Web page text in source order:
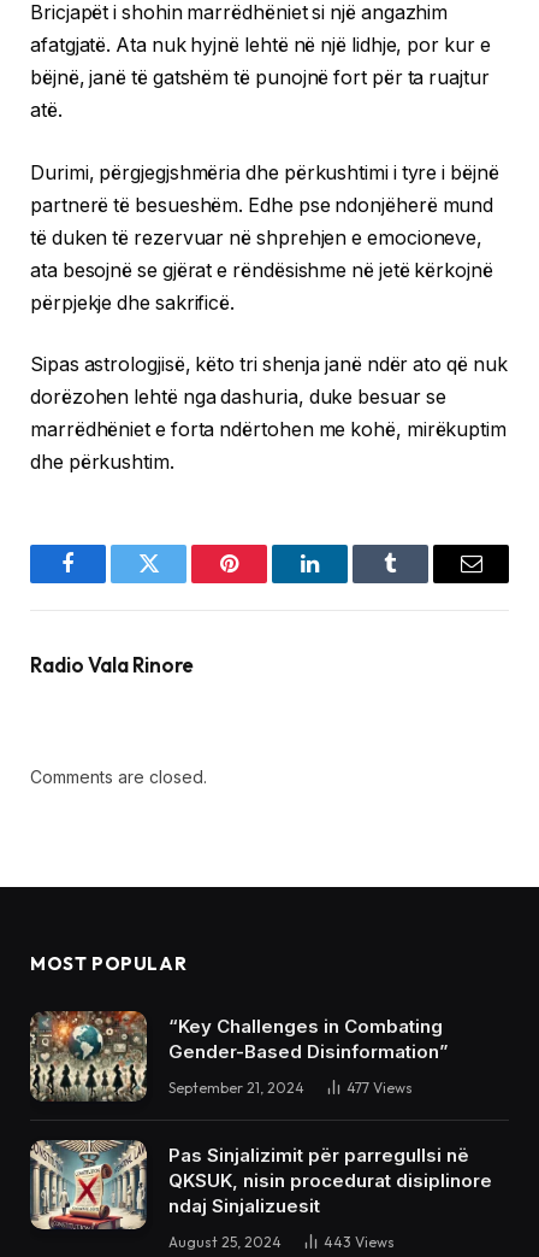
Bricjapët i shohin marrëdhëniet si një angazhim
afatgjatë. Ata nuk hyjnë lehtë në një lidhje, por kur e
bëjnë, janë të gatshëm të punojnë fort për ta ruajtur
atë.
Durimi, përgjegjshmëria dhe përkushtimi i tyre i bëjnë
partnerë të besueshëm. Edhe pse ndonjëherë mund
të duken të rezervuar në shprehjen e emocioneve,
ata besojnë se gjërat e rëndësishme në jetë kërkojnë
përpjekje dhe sakrificë.
Sipas astrologjisë, këto tri shenja janë ndër ato që nuk
dorëzohen lehtë nga dashuria, duke besuar se
marrëdhëniet e forta ndërtohen me kohë, mirëkuptim
dhe përkushtim.
FacebookTwitter Pinterest LinkedInTumblr Email
Radio Vala Rinore
Comments are closed.
MOST POPULAR
“Key Challenges in Combating
Gender-Based Disinformation”
September 21, 2024 477 Views
Pas Sinjalizimit për parregullsi në
QKSUK, nisin procedurat disiplinore
ndaj Sinjalizuesit
August 25, 2024 443 Views